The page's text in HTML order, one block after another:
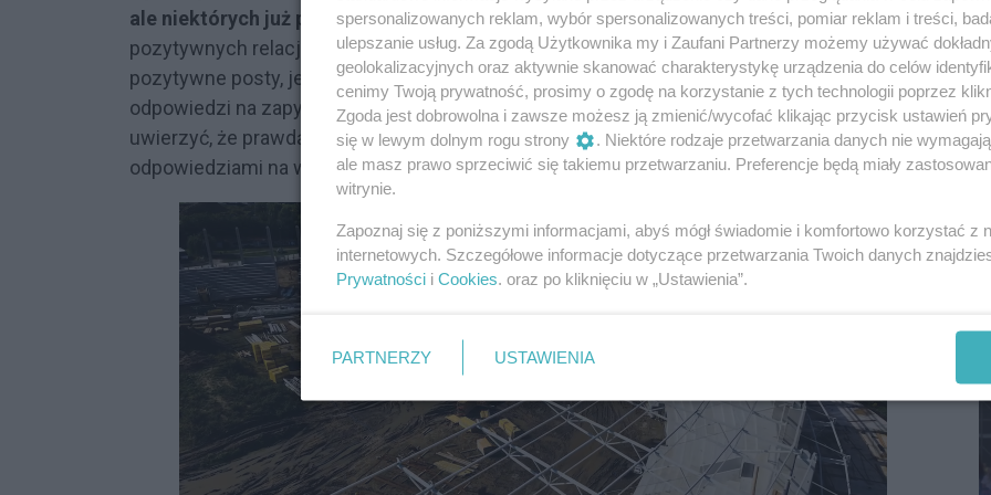
ale niektórych już po prostu drażnią.Dlaczego? Bo miasto, które często nie utrzymuje
pozytywnych relacji z mieszkańcami, zamieszczając tylko - tak brzmi to dziwnie -
pozytywne posty, jest niewiarygodne. Jeżeli ja - dziennikarz - wciąż nie otrzymałem
odpowiedzi na zapytania prasowe dot. kilku ważnych tematów w mieście, to jestem skłonny
uwierzyć, że prawdą są sygnały naszych Czytelników, którzy podobnie mają problemy z
odpowiedziami na wnioski czy inne zapytania. Dlaczego tak jest?
spersonalizowanych reklam, wybór spersonalizowanych treści, pomiar reklam i treści,
ulepszanie usług. Za zgodą Użytkownika my i Zaufani Partnerzy możemy używać
geolokalizacyjnych oraz aktywnie skanować charakterystykę urządzenia do celów
cenimy Twoją prywatność, prosimy o zgodę na korzystanie z tych technologii poprzez
Zgoda jest dobrowolna i zawsze możesz ją zmienić/wycofać klikając przycisk ustawień
się w lewym dolnym rogu strony
. Niektóre rodzaje przetwarzania danych nie
ale masz prawo sprzeciwić się takiemu przetwarzaniu. Preferencje będą miały
witrynie.
Zapoznaj się z poniższymi informacjami, abyś mógł świadomie i komfortowo korzystać z
internetowych. Szczegółowe informacje dotyczące przetwarzania Twoich danych
Prywatności i Cookies. oraz po kliknięciu w „Ustawienia”.
PARTNERZY USTAWIENIA